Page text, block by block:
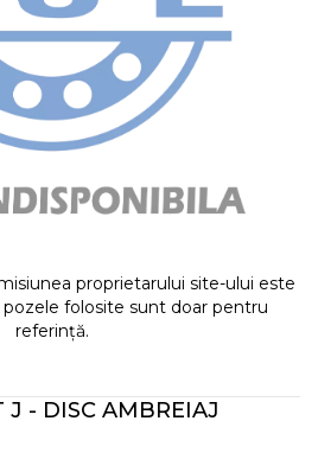
proprietarului site-ului este
pozele folosite sunt doar pentru
referință.
J - DISC AMBREIAJ